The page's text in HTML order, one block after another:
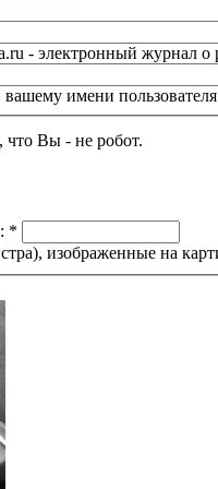
- электронный журнал
имени
что Вы - не робот.
*
изображенные на